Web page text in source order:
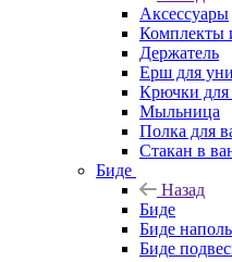
Аксессуары
Комплекты
Держатель
Ерш для
Крючки для
Мыльница
Полка для
Стакан в
Биде
Назад
Биде
Биде
Биде